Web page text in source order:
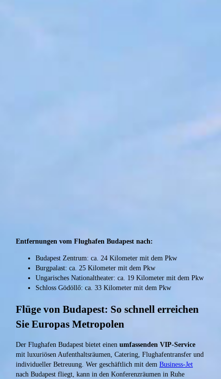
Entfernungen vom Flughafen Budapest nach:
Budapest Zentrum: ca. 24 Kilometer mit dem Pkw
Burgpalast: ca. 25 Kilometer mit dem Pkw
Ungarisches Nationaltheater: ca. 19 Kilometer mit dem Pkw
Schloss Gödöllő: ca. 33 Kilometer mit dem Pkw
Flüge von Budapest: So schnell erreichen
Sie Europas Metropolen
Der Flughafen Budapest bietet einen umfassenden VIP-Service
mit luxuriösen Aufenthaltsräumen, Catering, Flughafentransfer und
individueller Betreuung. Wer geschäftlich mit dem Business-Jet
nach Budapest fliegt, kann in den Konferenzräumen in Ruhe